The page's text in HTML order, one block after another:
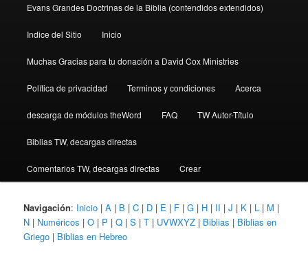
Evans Grandes Doctrinas de la Biblia (contendidos extendidos)
Indice del Sitio Inicio
Muchas Gracias para tu donación a David Cox Ministries
Política de privacidad Terminos y condiciones Acerca
descarga de módulos theWord FAQ TW Autor-Título
Biblias TW, decargas directas
Comentarios TW, decargas directas Crear
Navigación: Inicio |A | B |C | D | E | F |G | H | II |J | K | L | M |
N | Numéricos |O | P |Q |S |T | UVWXYZ | Biblias | Biblias en
Griego | Biblias en Hebreo